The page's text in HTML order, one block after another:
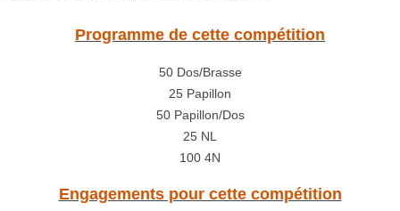
Programme de cette compétition
50 Dos/Brasse
25 Papillon
50 Papillon/Dos
25 NL
100 4N
Engagements pour cette compétition